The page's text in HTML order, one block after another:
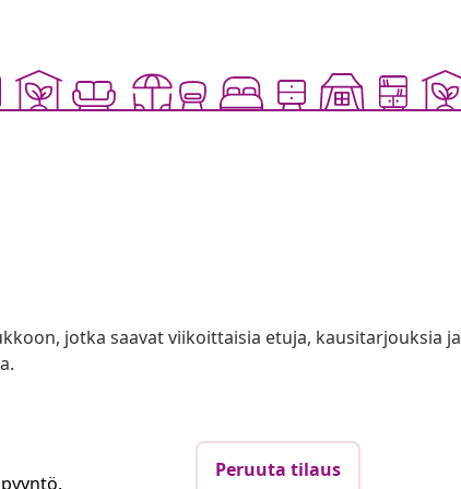
jotka saavat viikoittaisia etuja, kausitarjouksia ja
Peruuta tilaus